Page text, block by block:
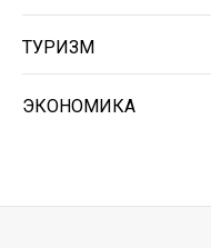
ТУРИЗМ
ЭКОНОМИКА